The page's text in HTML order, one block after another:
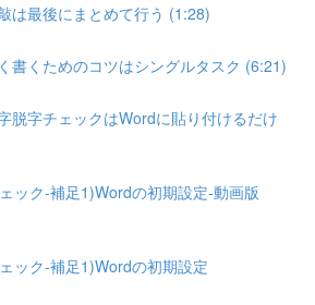
は最後にまとめて行う (1:28)
書くためのコツはシングルタスク (6:21)
脱字チェックはWordに貼り付けるだけ
ック-補足1)Wordの初期設定-動画版
ック-補足1)Wordの初期設定